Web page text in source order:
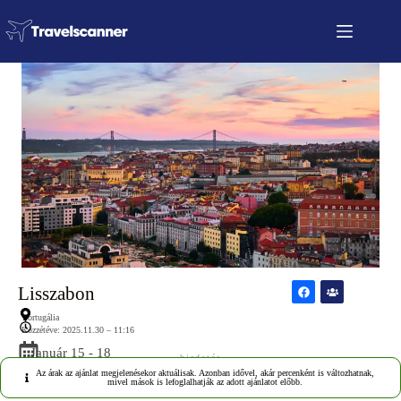
Lisszabon
Portugália
Közzétéve: 2025.11.30 – 11:16
Január 15 - 18
hirdetés
Az árak az ajánlat megjelenésekor aktuálisak. Azonban idővel, akár percenként is változhatnak,
mivel mások is lefoglalhatják az adott ajánlatot előbb.